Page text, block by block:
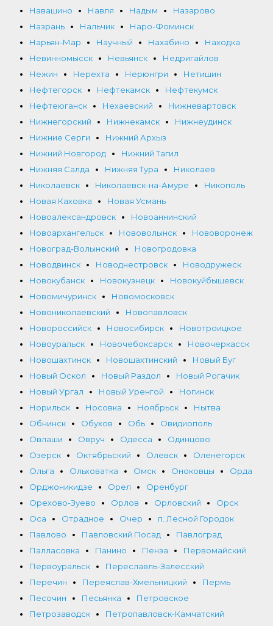
Навашино
Навля Надым
Назарово
Назрань
Нальчик
Наро-Фоминск
Нарьян-Мар
Научный Нахабино
Находка
Невинномысск
Невьянск
Недригайлов
Нежин
Нерехта Нерюнгри
Нетишин
Нефтегорск
Нефтекамск
Нефтекумск
Нефтеюганск
Нехаевский
Нижневартовск
Нижнегорский
Нижнекамск
Нижнеудинск
Нижние Серги
Нижний Архыз
Нижний Новгород
Нижний Тагил
Нижняя Салда
Нижняя Тура
Николаев
Николаевск
Николаевск-на-Амуре
Никополь
Новая Каховка
Новая Усмань
Новоалександровск
Новоаннинский
Новоархангельск
Нововолынск
Нововоронеж
Новоград-Волынский
Новогродовка
Новодвинск
Новоднестровск
Новодружеск
Новокубанск
Новокузнецк
Новокуйбышевск
Новомичуринск
Новомосковск
Новониколаевский
Новопавловск
Новороссийск
Новосибирск
Новотроицкое
Новоуральск
Новочебоксарск
Новочеркасск
Новошахтинск
Новошахтинский
Новый Буг
Новый Оскол
Новый Раздол
Новый Рогачик
Новый Ургал
Новый Уренгой
Ногинск
Норильск
Носовка Ноябрьск
Нытва
Обнинск
Обухов Обь
Овидиополь
Овлаши
Овруч Одесса
Одинцово
Озерск
Октябрьский Олевск
Оленегорск
Ольга
Ольховатка Омск Оноковцы
Орда
Орджоникидзе
Орел
Оренбург
Орехово-Зуево
Орлов Орловский
Орск
Оса
Отрадное Очер
п. Лесной Городок
Павлово
Павловский Посад
Павлоград
Палласовка
Панино Пенза
Первомайский
Первоуральск
Переславль-Залесский
Перечин
Переяслав-Хмельницкий
Пермь
Песочин
Песьянка
Петровское
Петрозаводск
Петропавловск-Камчатский